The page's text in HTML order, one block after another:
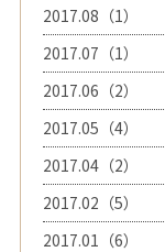
2017.08（1）
2017.07（1）
2017.06（2）
2017.05（4）
2017.04（2）
2017.02（5）
2017.01（6）